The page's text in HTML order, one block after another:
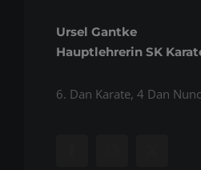
Ursel Gantke
Hauptlehrerin SK
6. Dan Karate, 4 Dan